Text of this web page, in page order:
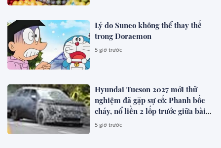
Lý do Suneo không thể thay thế
trong Doraemon
5 giờ trước
Hyundai Tucson 2027 mới thử
nghiệm đã gặp sự cố: Phanh bốc
cháy, nổ liền 2 lốp trước giữa bài
test khắc nghiệt
5 giờ trước